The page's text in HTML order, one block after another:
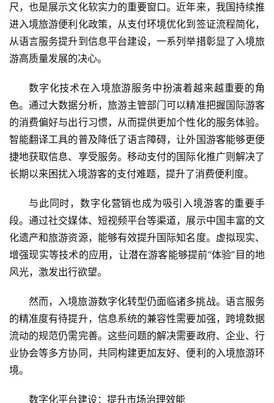
尺，也是展示文化软实力的重要窗口。近年来，我国持续推
进入境旅游便利化政策，从支付环境优化到签证流程简化，
从语言服务提升到信息平台建设，一系列举措彰显了入境旅
游高质量发展的决心。
数字化技术在入境旅游服务中扮演着越来越重要的角
色。通过大数据分析，旅游主管部门可以精准把握国际游客
的消费偏好与出行习惯，从而提供更加个性化的服务体验。
智能翻译工具的普及降低了语言障碍，让外国游客能够更便
捷地获取信息、享受服务。移动支付的国际化推广则解决了
长期以来困扰入境游客的支付难题，提升了消费便利度。
与此同时，数字化营销也成为吸引入境游客的重要手
段。通过社交媒体、短视频平台等渠道，展示中国丰富的文
化遗产和旅游资源，能够有效提升国际知名度。虚拟现实、
增强现实等技术的应用，让潜在游客能够提前“体验”目的地
风光，激发出行欲望。
然而，入境旅游数字化转型仍面临诸多挑战。语言服务
的精准度有待提升，信息系统的兼容性需要加强，跨境数据
流动的规范仍需完善。这些问题的解决需要政府、企业、行
业协会等多方协同，共同构建更加友好、便利的入境旅游环
境。
数字化平台建设：提升市场治理效能